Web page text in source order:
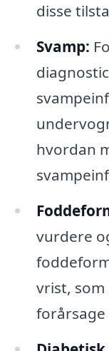
disse
Svamp:
hvordan
vurdere
vrist, som
forårsage